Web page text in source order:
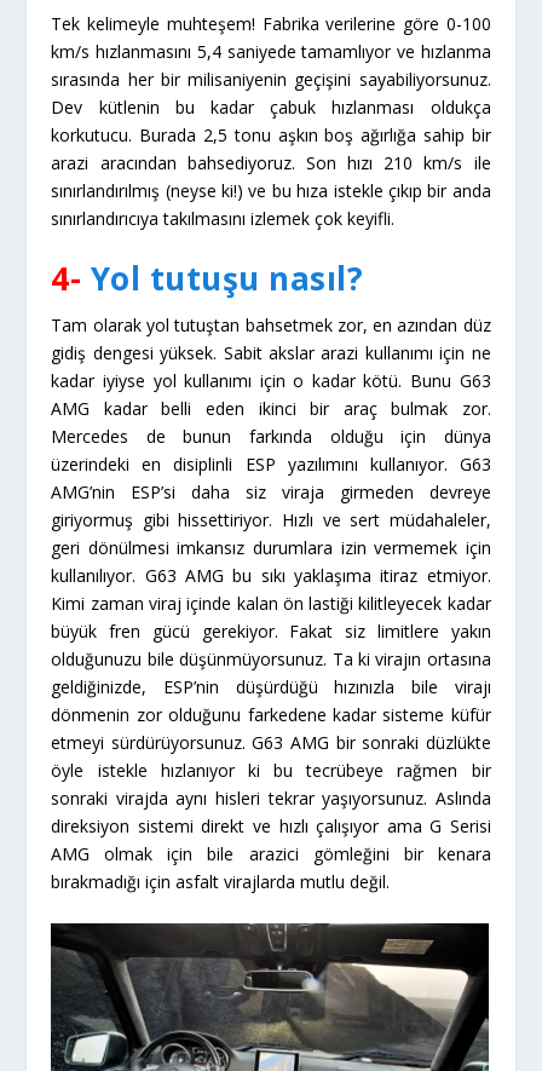
Tek kelimeyle muhteşem! Fabrika verilerine göre 0-100
km/s hızlanmasını 5,4 saniyede tamamlıyor ve hızlanma
sırasında her bir milisaniyenin geçişini sayabiliyorsunuz.
Dev kütlenin bu kadar çabuk hızlanması oldukça
korkutucu. Burada 2,5 tonu aşkın boş ağırlığa sahip bir
arazi aracından bahsediyoruz. Son hızı 210 km/s ile
sınırlandırılmış (neyse ki!) ve bu hıza istekle çıkıp bir anda
sınırlandırıcıya takılmasını izlemek çok keyifli.
4- Yol tutuşu nasıl?
Tam olarak yol tutuştan bahsetmek zor, en azından düz
gidiş dengesi yüksek. Sabit akslar arazi kullanımı için ne
kadar iyiyse yol kullanımı için o kadar kötü. Bunu G63
AMG kadar belli eden ikinci bir araç bulmak zor.
Mercedes de bunun farkında olduğu için dünya
üzerindeki en disiplinli ESP yazılımını kullanıyor. G63
AMG’nin ESP’si daha siz viraja girmeden devreye
giriyormuş gibi hissettiriyor. Hızlı ve sert müdahaleler,
geri dönülmesi imkansız durumlara izin vermemek için
kullanılıyor. G63 AMG bu sıkı yaklaşıma itiraz etmiyor.
Kimi zaman viraj içinde kalan ön lastiği kilitleyecek kadar
büyük fren gücü gerekiyor. Fakat siz limitlere yakın
olduğunuzu bile düşünmüyorsunuz. Ta ki virajın ortasına
geldiğinizde, ESP’nin düşürdüğü hızınızla bile virajı
dönmenin zor olduğunu farkedene kadar sisteme küfür
etmeyi sürdürüyorsunuz. G63 AMG bir sonraki düzlükte
öyle istekle hızlanıyor ki bu tecrübeye rağmen bir
sonraki virajda aynı hisleri tekrar yaşıyorsunuz. Aslında
direksiyon sistemi direkt ve hızlı çalışıyor ama G Serisi
AMG olmak için bile arazici gömleğini bir kenara
bırakmadığı için asfalt virajlarda mutlu değil.